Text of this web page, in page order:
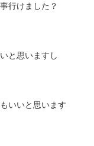
行けました？
と思いますし
いいと思います